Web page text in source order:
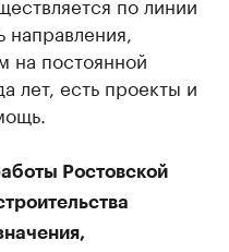
направления,
на постоянной
лет, есть проекты и
Ростовской